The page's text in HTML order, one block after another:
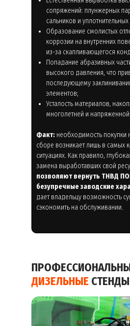
сопряжений: плунжерных
сальников и
Образование смолистых
коррозии на внутренних
из-за скапливающегося
Попадание абразивных
высокого давления, что
последующему
элементов;
Усталость материалов,
многолетней и напряженной
Факт: необходимость покупки
сборе возникает лишь в самых
ситуациях. Как правило,
замена выработавших свой
позволяют вернуть ТНВД
безупречные заводские
дает владельцу возможность
сэкономить на обслуживании.
ДИЗЕЛЬНЫЕ СТЕНДЫ